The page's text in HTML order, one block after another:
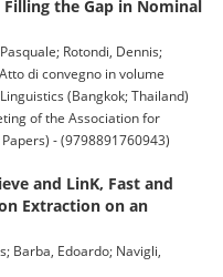
the Gap in Nominal
Rotondi, Dennis;
di convegno in volume
(Bangkok; Thailand)
of the Association for
- (9798891760943)
and LinK, Fast and
Extraction on an
Barba, Edoardo; Navigli,